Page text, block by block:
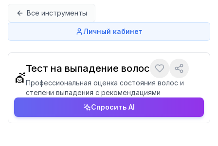
Все инструменты
Личный кабинет
💇
Тест на выпадение волос
Профессиональная оценка состояния волос и
степени выпадения с рекомендациями
Спросить AI